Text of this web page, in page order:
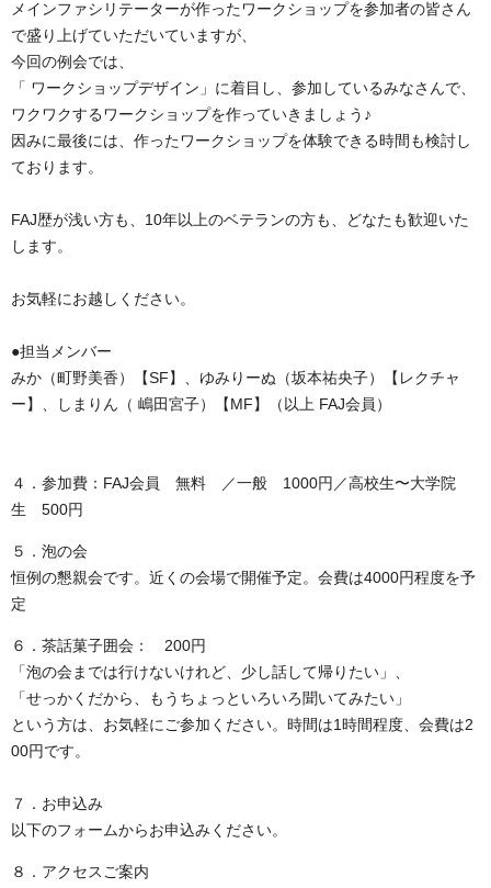
メインファシリテーターが作ったワークショップを参加者の皆さん
で盛り上げていただいていますが、
今回の例会では、
「 ワークショップデザイン」に着目し、参加しているみなさんで、
ワクワクするワークショップを作っていきましょう♪
因みに最後には、作ったワークショップを体験できる時間も検討し
ております。
FAJ歴が浅い方も、10年以上のベテランの方も、どなたも歓迎いた
します。
お気軽にお越しください。
●担当メンバー
みか（町野美香）【SF】、ゆみりーぬ（坂本祐央子）【レクチャ
ー】、しまりん（ 嶋田宮子）【MF】（以上 FAJ会員）
４．参加費：FAJ会員 無料 ／一般 1000円／高校生〜大学院
生 500円
５．泡の会
恒例の懇親会です。近くの会場で開催予定。会費は4000円程度を予
定
６．茶話菓子囲会： 200円
「泡の会までは行けないけれど、少し話して帰りたい」、
「せっかくだから、もうちょっといろいろ聞いてみたい」
という方は、お気軽にご参加ください。時間は1時間程度、会費は2
00円です。
７．お申込み
以下のフォームからお申込みください。
８．アクセスご案内